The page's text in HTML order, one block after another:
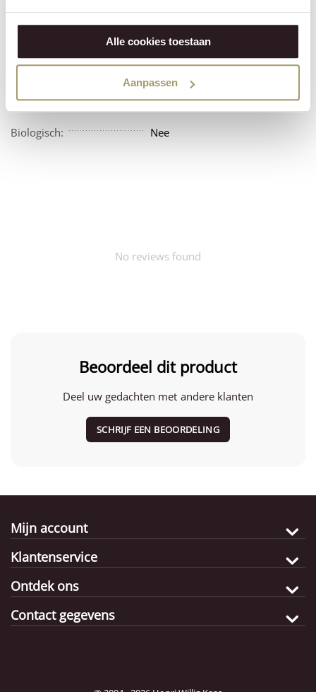
Alle cookies toestaan
Aanpassen
Vegan: Nee
Beschikbaarheid: Amerika
Biologisch: Nee
No reviews found
Beoordeel dit product
Deel uw gedachten met andere klanten
SCHRIJF EEN BEOORDELING
Mijn account
Klantenservice
Ontdek ons
Contact gegevens